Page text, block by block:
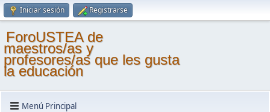
Iniciar sesión Registrarse
ForoUSTEA de
maestros/as y
profesores/as que les gusta
la educación
Menú Principal